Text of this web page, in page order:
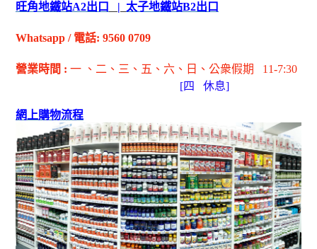
旺角地鐵站A2出 口 | 太子地鐵站B2出 口
Whatsapp / 電話: 9560 0709
營業時間 : 一 、二、三、五 、六 、日 、公衆假期
11-7:30
[四 休息]
網上購物流程